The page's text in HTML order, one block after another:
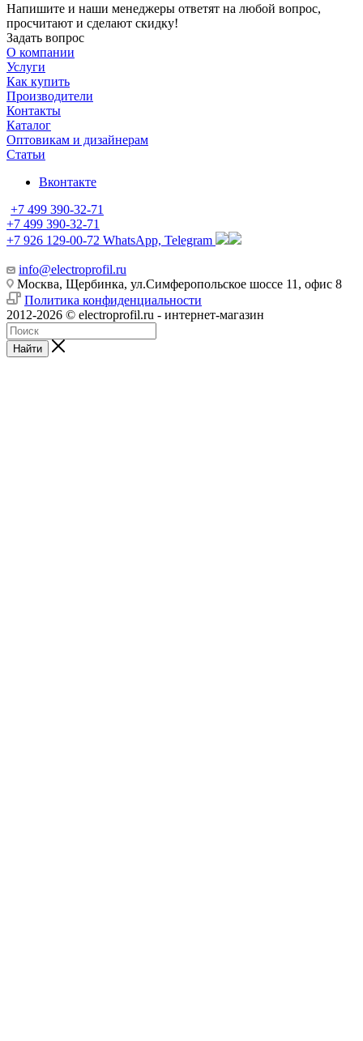
Напишите и наши менеджеры ответят на любой вопрос,
просчитают и сделают скидку!
Задать вопрос
О компании
Услуги
Как купить
Производители
Контакты
Каталог
Оптовикам и дизайнерам
Статьи
Вконтакте
+7 499 390-32-71
+7 499 390-32-71
+7 926 129-00-72 WhatsApp, Telegram
info@electroprofil.ru
Москва, Щербинка, ул.Симферопольское шоссе 11, офис 8
Политика конфиденциальности
2012-2026 © electroprofil.ru - интернет-магазин
Найти